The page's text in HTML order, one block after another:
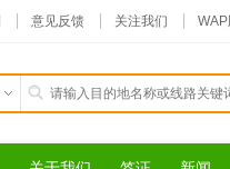
意见反馈 关注我们